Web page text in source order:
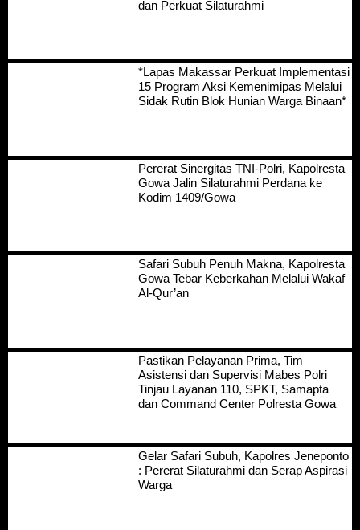
dan Perkuat Silaturahmi
*Lapas Makassar Perkuat Implementasi
15 Program Aksi Kemenimipas Melalui
Sidak Rutin Blok Hunian Warga Binaan*
Pererat Sinergitas TNI-Polri, Kapolresta
Gowa Jalin Silaturahmi Perdana ke
Kodim 1409/Gowa
Safari Subuh Penuh Makna, Kapolresta
Gowa Tebar Keberkahan Melalui Wakaf
Al-Qur’an
Pastikan Pelayanan Prima, Tim
Asistensi dan Supervisi Mabes Polri
Tinjau Layanan 110, SPKT, Samapta
dan Command Center Polresta Gowa
Gelar Safari Subuh, Kapolres Jeneponto
: Pererat Silaturahmi dan Serap Aspirasi
Warga